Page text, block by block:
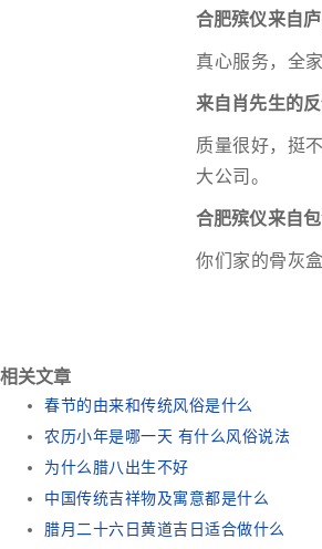
合肥殡仪来自
真心服务，全
来自肖先生的
质量很好，挺
大公司。
合肥殡仪来自
你们家的骨灰
相关文章
春节的由来和传统风俗是什么
农历小年是哪一天 有什么风俗说法
为什么腊八出生不好
中国传统吉祥物及寓意都是什么
腊月二十六日黄道吉日适合做什么